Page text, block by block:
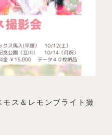
ス＆レモンブライト撮